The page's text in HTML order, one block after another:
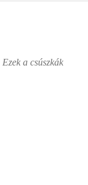
Ezek a csúszkák